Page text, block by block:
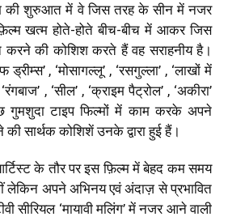
की शुरुआत में वे जिस तरह के सीन में नजर
खत्म होते-होते बीच-बीच में आकर जिस
की कोशिश करते हैं वह सराहनीय है।
, ‘मोसागल्लू’ , ‘रसगुल्ला’ , ‘लाखों में
, ‘सील’ , ‘क्राइम पैट्रोल’ , ‘अकीरा’
टाइप फिल्मों में काम करके अपने
सार्थक कोशिशें उनके द्वारा हुई हैं।
आर्टिस्ट के तौर पर इस फ़िल्म में बेहद कम समय
लेकिन अपने अभिनय एवं अंदाज़ से प्रभावित
सीरियल ‘मायावी मलिंग’ में नजर आने वाली